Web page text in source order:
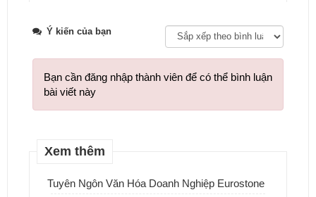
Ý kiến của bạn
Bạn cần đăng nhập thành viên để có thể bình luận
bài viết này
Xem thêm
Tuyên Ngôn Văn Hóa Doanh Nghiệp Eurostone